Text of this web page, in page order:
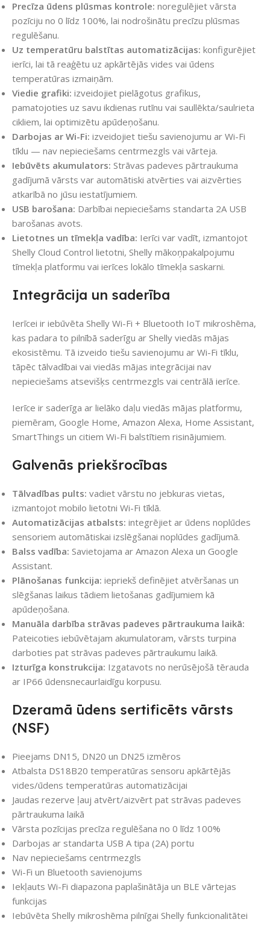
Precīza ūdens plūsmas kontrole: noregulējiet vārsta
pozīciju no 0 līdz 100%, lai nodrošinātu precīzu plūsmas
regulēšanu.
Uz temperatūru balstītas automatizācijas: konfigurējiet
ierīci, lai tā reaģētu uz apkārtējās vides vai ūdens
temperatūras izmaiņām.
Viedie grafiki: izveidojiet pielāgotus grafikus,
pamatojoties uz savu ikdienas rutīnu vai saullēkta/saulrieta
cikliem, lai optimizētu apūdeņošanu.
Darbojas ar Wi-Fi: izveidojiet tiešu savienojumu ar Wi-Fi
tīklu — nav nepieciešams centrmezgls vai vārteja.
Iebūvēts akumulators: Strāvas padeves pārtraukuma
gadījumā vārsts var automātiski atvērties vai aizvērties
atkarībā no jūsu iestatījumiem.
USB barošana: Darbībai nepieciešams standarta 2A USB
barošanas avots.
Lietotnes un tīmekļa vadība: Ierīci var vadīt, izmantojot
Shelly Cloud Control lietotni, Shelly mākoņpakalpojumu
tīmekļa platformu vai ierīces lokālo tīmekļa saskarni.
Integrācija un saderība
Ierīcei ir iebūvēta Shelly Wi-Fi + Bluetooth IoT mikroshēma,
kas padara to pilnībā saderīgu ar Shelly viedās mājas
ekosistēmu. Tā izveido tiešu savienojumu ar Wi-Fi tīklu,
tāpēc tālvadībai vai viedās mājas integrācijai nav
nepieciešams atsevišķs centrmezgls vai centrālā ierīce.
Ierīce ir saderīga ar lielāko daļu viedās mājas platformu,
piemēram, Google Home, Amazon Alexa, Home Assistant,
SmartThings un citiem Wi-Fi balstītiem risinājumiem.
Galvenās priekšrocības
Tālvadības pults: vadiet vārstu no jebkuras vietas,
izmantojot mobilo lietotni Wi-Fi tīklā.
Automatizācijas atbalsts: integrējiet ar ūdens noplūdes
sensoriem automātiskai izslēgšanai noplūdes gadījumā.
Balss vadība: Savietojama ar Amazon Alexa un Google
Assistant.
Plānošanas funkcija: iepriekš definējiet atvēršanas un
slēgšanas laikus tādiem lietošanas gadījumiem kā
apūdeņošana.
Manuāla darbība strāvas padeves pārtraukuma laikā:
Pateicoties iebūvētajam akumulatoram, vārsts turpina
darboties pat strāvas padeves pārtraukumu laikā.
Izturīga konstrukcija: Izgatavots no nerūsējošā tērauda
ar IP66 ūdensnecaurlaidīgu korpusu.
Dzeramā ūdens sertificēts vārsts
(NSF)
Pieejams DN15, DN20 un DN25 izmēros
Atbalsta DS18B20 temperatūras sensoru apkārtējās
vides/ūdens temperatūras automatizācijai
Jaudas rezerve ļauj atvērt/aizvērt pat strāvas padeves
pārtraukuma laikā
Vārsta pozīcijas precīza regulēšana no 0 līdz 100%
Darbojas ar standarta USB A tipa (2A) portu
Nav nepieciešams centrmezgls
Wi-Fi un Bluetooth savienojums
Iekļauts Wi-Fi diapazona paplašinātāja un BLE vārtejas
funkcijas
Iebūvēta Shelly mikroshēma pilnīgai Shelly funkcionalitātei